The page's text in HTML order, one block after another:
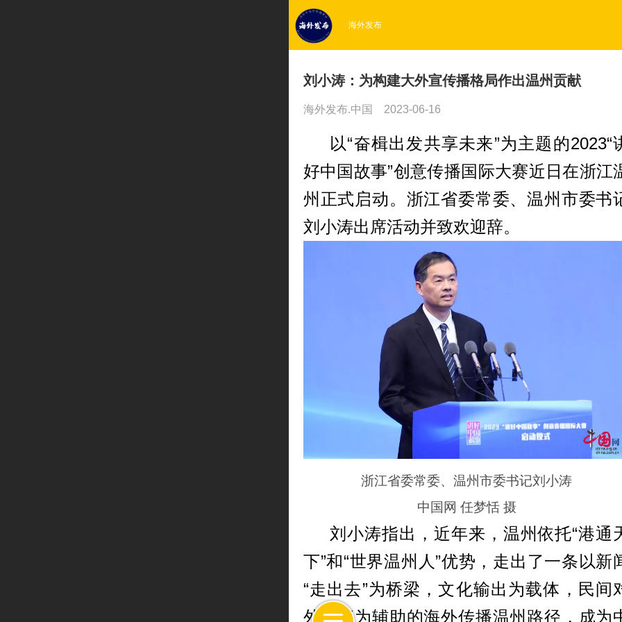
海外发布
刘小涛：为构建大外宣传播格局作出温州贡献
海外发布.中国 2023-06-16
以“奋楫出发共享未来”为主题的2023“
好中国故事”创意传播国际大赛近日在浙江
州正式启动。浙江省委常委、温州市委书
刘小涛出席活动并致欢迎辞。
浙江省委常委、温州市委书记刘小涛
中国网 任梦恬 摄
刘小涛指出，近年来，温州依托“港通
下”和“世界温州人”优势，走出了一条以新
“走出去”为桥梁，文化输出为载体，民间
外交流为辅助的海外传播温州路径，成为